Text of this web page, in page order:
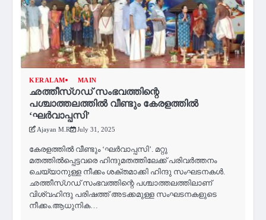
KERALAM MAIN
ഛത്തീസ്‌ഗഡ്‌ സംഭവത്തിന്റെ
പശ്ചാത്തലത്തിൽ വീണ്ടും കേരളത്തിൽ
‘ഘര്‍വാപ്പസി’
Ajayan M.R July 31, 2025
കേരളത്തില്‍ വീണ്ടും ‘ഘര്‍വാപ്പസി’. മറ്റു
മതത്തിൽപ്പെട്ടവരെ ഹിന്ദുമതത്തിലേക്ക് പരിവർത്തനം
ചെയ്യാനുള്ള നീക്കം ശക്തമാക്കി ഹിന്ദു സംഘടനകൾ.
ഛത്തീസ്‌ഗഡ്‌ സംഭവത്തിന്റെ പശ്ചാത്തലത്തിലാണ്
വിശ്വഹിന്ദു പരിഷത്ത് അടക്കമുള്ള സംഘടനകളുടെ
നീക്കം.ആധുനിക…